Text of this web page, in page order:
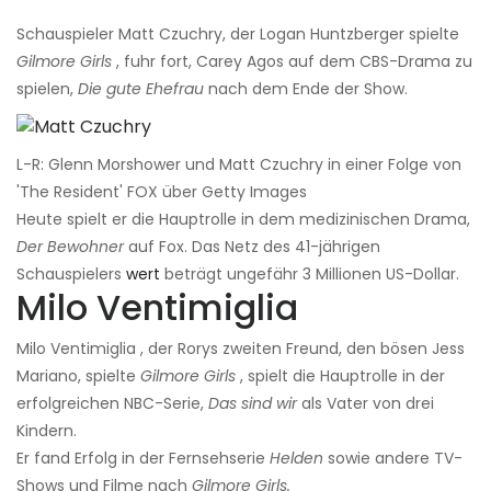
Schauspieler Matt Czuchry, der Logan Huntzberger spielte
Gilmore Girls , fuhr fort, Carey Agos auf dem CBS-Drama zu
spielen, Die gute Ehefrau nach dem Ende der Show.
L-R: Glenn Morshower und Matt Czuchry in einer Folge von
'The Resident' FOX über Getty Images
Heute spielt er die Hauptrolle in dem medizinischen Drama,
Der Bewohnerauf Fox. Das Netz des 41-jährigen
Schauspielers wert beträgt ungefähr 3 Millionen US-Dollar.
Milo Ventimiglia
Milo Ventimiglia , der Rorys zweiten Freund, den bösen Jess
Mariano, spielte Gilmore Girls , spielt die Hauptrolle in der
erfolgreichen NBC-Serie, Das sind wirals Vater von drei
Kindern.
Er fand Erfolg in der Fernsehserie Helden sowie andere TV-
Shows und Filme nach Gilmore Girls.